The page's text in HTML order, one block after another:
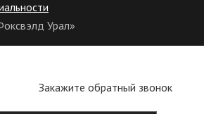
Урал»
Закажите обратный звонок